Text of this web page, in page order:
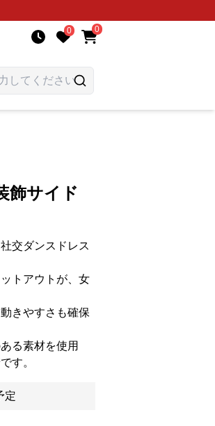
0 0
飾サイド
交ダンスドレス
トアウトが、女
きやすさも確保
る素材を使用
す。
定